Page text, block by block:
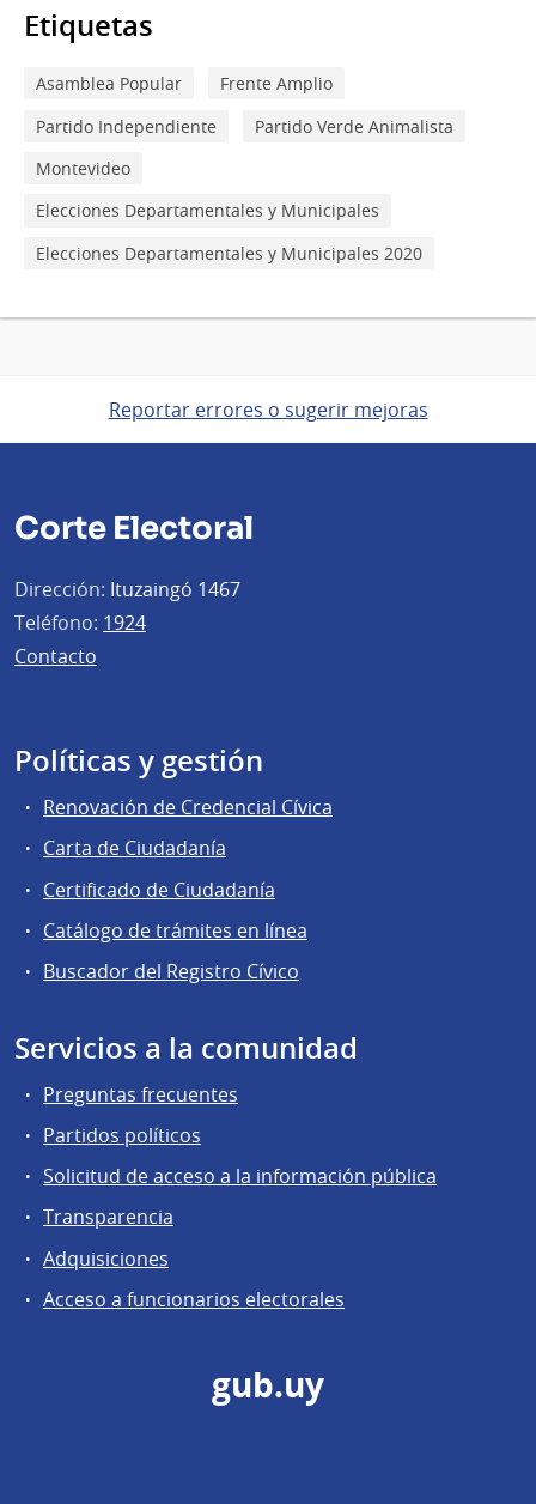
Etiquetas
Asamblea Popular
Frente Amplio
Partido Independiente
Partido Verde Animalista
Montevideo
Elecciones Departamentales y Municipales
Elecciones Departamentales y Municipales 2020
Reportar errores o sugerir mejoras
Corte Electoral
Dirección: Ituzaingó 1467
Teléfono: 1924
Contacto
Políticas y gestión
Renovación de Credencial Cívica
Carta de Ciudadanía
Certificado de Ciudadanía
Catálogo de trámites en línea
Buscador del Registro Cívico
Servicios a la comunidad
Preguntas frecuentes
Partidos políticos
Solicitud de acceso a la información pública
Transparencia
Adquisiciones
Acceso a funcionarios electorales
gub.uy